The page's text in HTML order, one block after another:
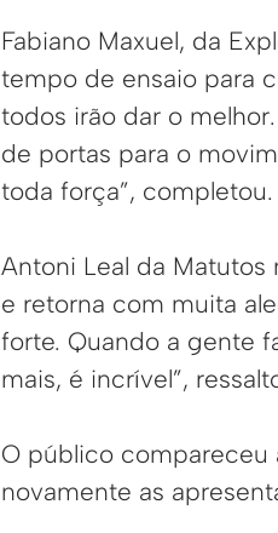
Fabiano Maxuel, da
tempo de ensaio para
todos irão dar o
de portas para o
toda força”, completou.
Antoni Leal da Matutos
e retorna com muita
forte. Quando a gente
mais, é incrível”,
O público compareceu
novamente as